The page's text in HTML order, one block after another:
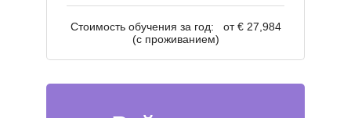
Стоимость обучения за год: от € 27,984
(с проживанием)